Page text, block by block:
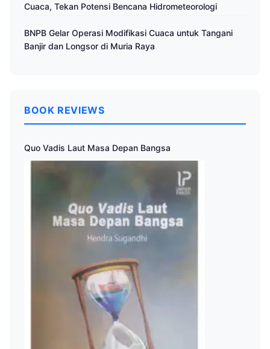
Cuaca, Tekan Potensi Bencana Hidrometeorologi
BNPB Gelar Operasi Modifikasi Cuaca untuk Tangani
Banjir dan Longsor di Muria Raya
BOOK REVIEWS
Quo Vadis Laut Masa Depan Bangsa